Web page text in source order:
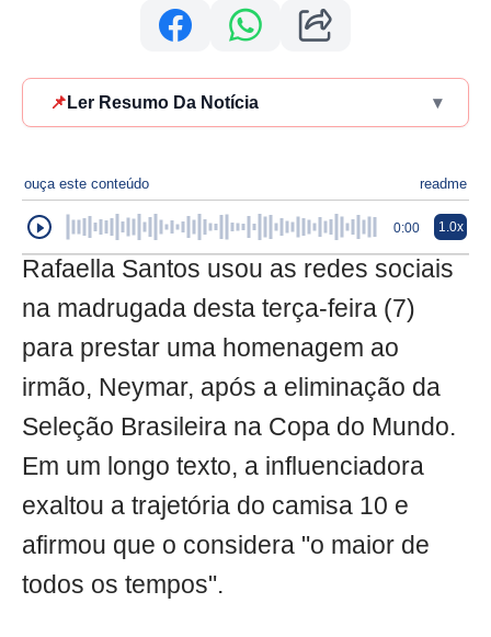
📌 Ler Resumo Da Notícia ▾
ouça este conteúdo readme
0:00 1.0x
Rafaella Santos usou as redes sociais
na madrugada desta terça-feira (7)
para prestar uma homenagem ao
irmão, Neymar, após a eliminação da
Seleção Brasileira na Copa do Mundo.
Em um longo texto, a influenciadora
exaltou a trajetória do camisa 10 e
afirmou que o considera "o maior de
todos os tempos".